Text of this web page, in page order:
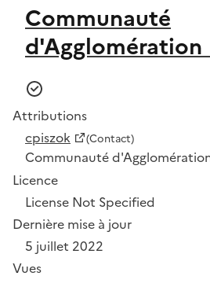
Communauté
d'Agglomération
Attributions
cpiszok
(Contact)
Communauté
Licence
License Not Specified
Dernière mise à jour
5 juillet 2022
Vues